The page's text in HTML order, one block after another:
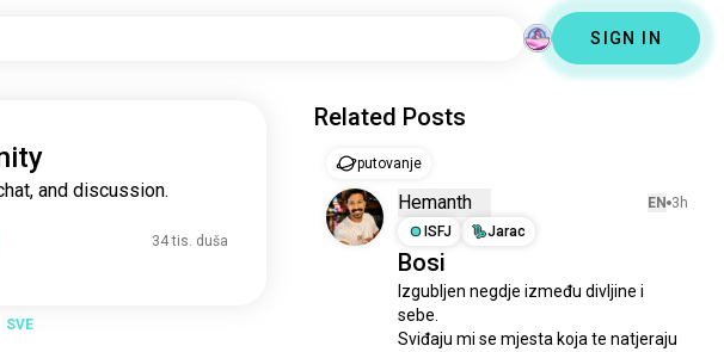
SIGN IN
and discussion.
34 tis. duša
SVE
Related Posts
putovanje
Hemanth EN 3h
ISFJ
Jarac
Bosi
Izgubljen negdje između divljine i
sebe.
Sviđaju mi se mjesta koja te natjeraju